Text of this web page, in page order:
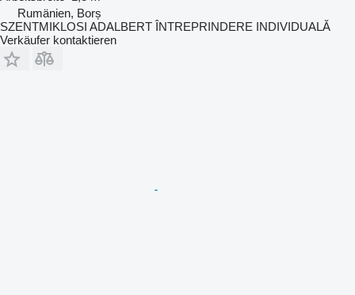
Rumänien, Borș
SZENTMIKLOSI ADALBERT ÎNTREPRINDERE INDIVIDUALĂ
Verkäufer kontaktieren